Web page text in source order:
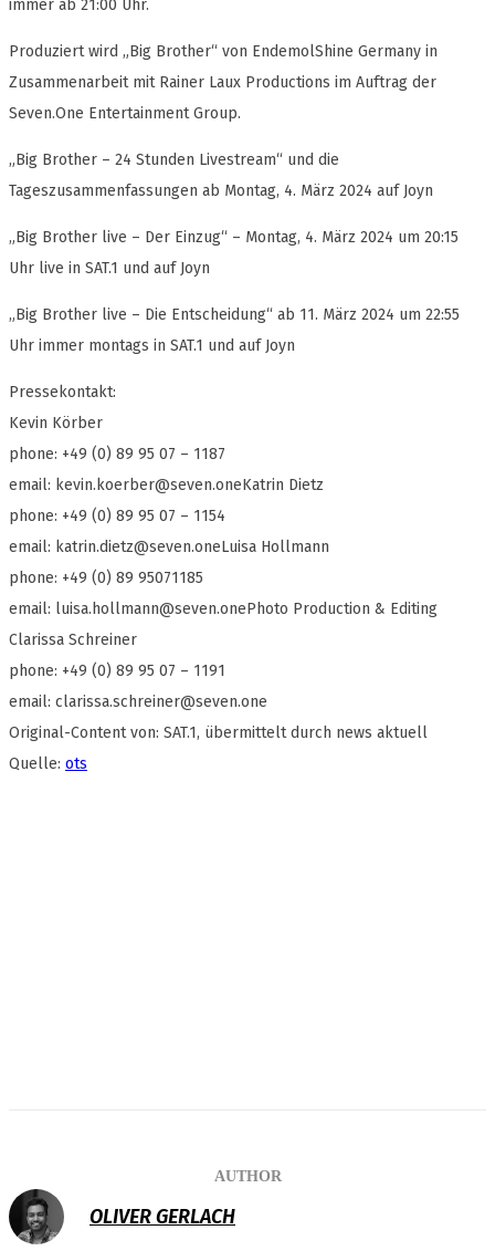
immer ab 21:00 Uhr.
Produziert wird „Big Brother“ von EndemolShine Germany in
Zusammenarbeit mit Rainer Laux Productions im Auftrag der
Seven.One Entertainment Group.
„Big Brother – 24 Stunden Livestream“ und die
Tageszusammenfassungen ab Montag, 4. März 2024 auf Joyn
„Big Brother live – Der Einzug“ – Montag, 4. März 2024 um 20:15
Uhr live in SAT.1 und auf Joyn
„Big Brother live – Die Entscheidung“ ab 11. März 2024 um 22:55
Uhr immer montags in SAT.1 und auf Joyn
Pressekontakt:
Kevin Körber
phone: +49 (0) 89 95 07 – 1187
email: kevin.koerber@seven.oneKatrin Dietz
phone: +49 (0) 89 95 07 – 1154
email: katrin.dietz@seven.oneLuisa Hollmann
phone: +49 (0) 89 95071185
email: luisa.hollmann@seven.onePhoto Production & Editing
Clarissa Schreiner
phone: +49 (0) 89 95 07 – 1191
email: clarissa.schreiner@seven.one
Original-Content von: SAT.1, übermittelt durch news aktuell
Quelle: ots
AUTHOR
OLIVER GERLACH